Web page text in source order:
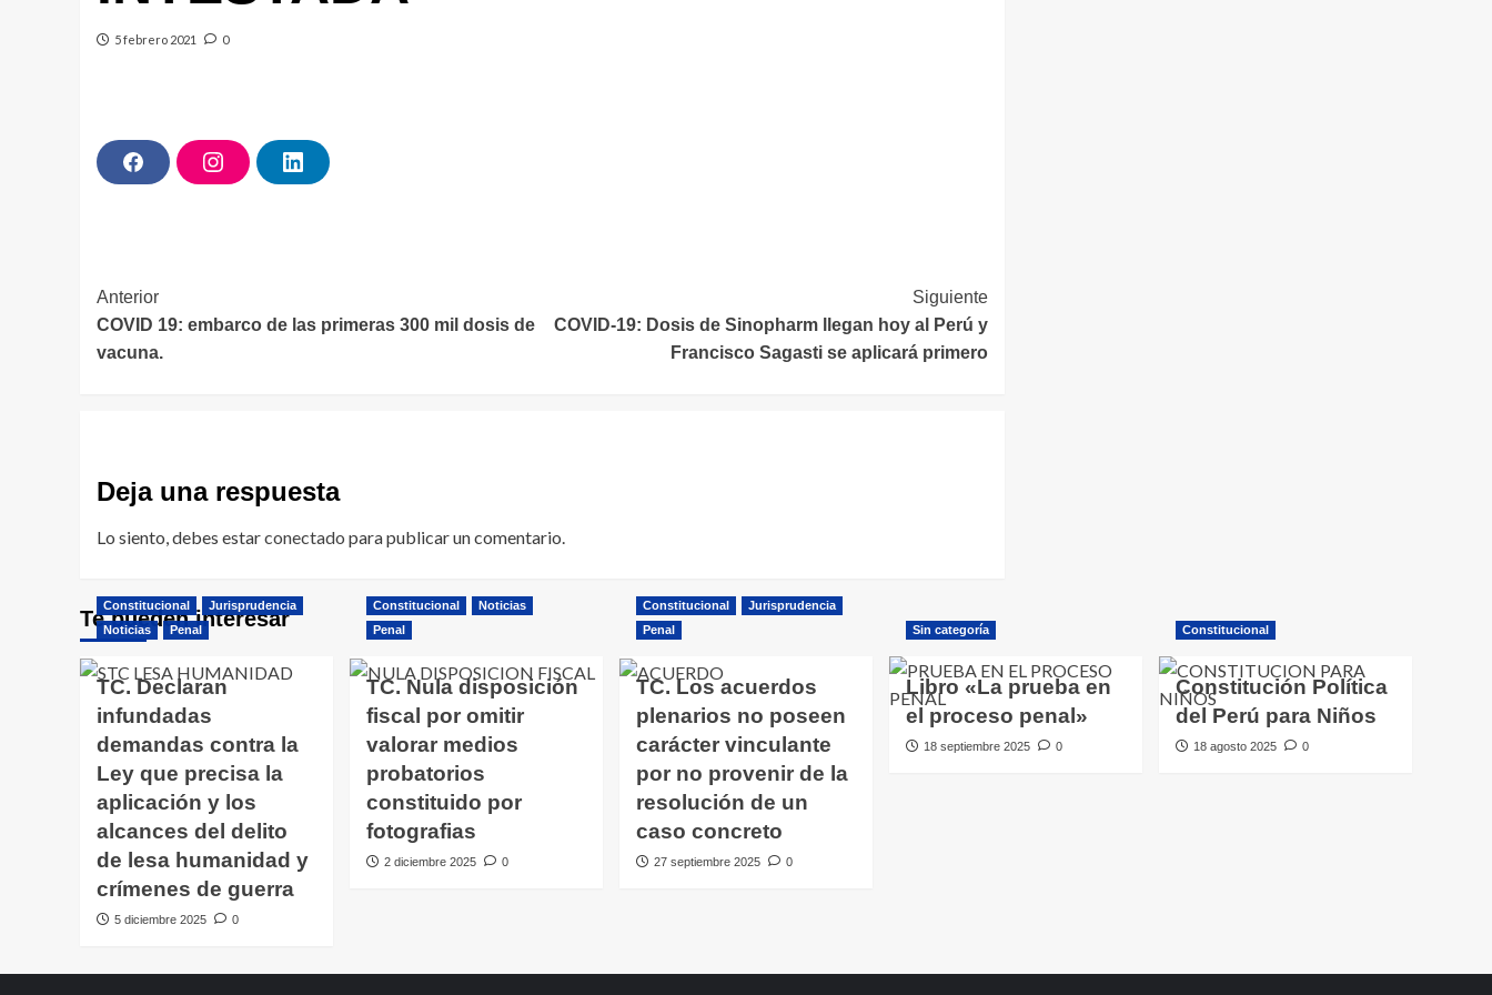
5 febrero 2021 0
F
a
I
n
L
i
Navegación
de
Anterior
COVID 19: embarco de las primeras 300 mil dosis de
vacuna.
Siguiente
COVID-19: Dosis de Sinopharm llegan hoy al Perú y
Francisco Sagasti se aplicará primero
Deja una respuesta
Lo siento, debes estarconectado para publicar un comentario.
Te pueden interesar
Constitucional
Jurisprudencia
Noticias
Penal
TC. Declaran
infundadas
demandas contra la
Ley que precisa la
aplicación y los
alcances del delito
de lesa humanidad y
crímenes de guerra
5 diciembre 2025 0
Constitucional
Noticias
Penal
TC. Nula disposición
fiscal por omitir
valorar medios
probatorios
constituido por
fotografias
2 diciembre 2025 0
Constitucional
Jurisprudencia
Penal
TC. Los acuerdos
plenarios no poseen
carácter vinculante
por no provenir de la
resolución de un
caso concreto
27 septiembre 2025 0
Sin categoría
Libro «La prueba en
el proceso penal»
18 septiembre 2025 0
Constitucional
Constitución Política
del Perú para Niños
18 agosto 2025 0